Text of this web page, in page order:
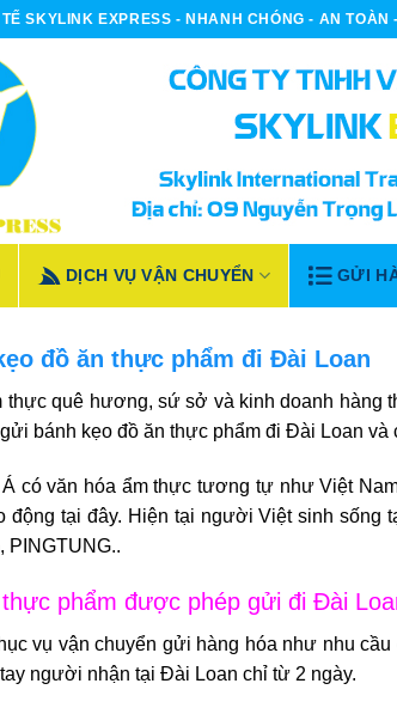
SKYLINK EXPRESS - NHANH CHÓNG - AN TOÀN
DỊCH VỤ VẬN CHUYỂN GỬI
đồ ăn thực phẩm đi Đài Loan
thực quê hương, sứ sở và kinh doanh
bánh kẹo đồ ăn thực phẩm đi Đài Loan và
có văn hóa ẩm thực tương tự như Việt
động tại đây. Hiện tại người Việt sinh
PINGTUNG..
phẩm được phép gửi đi Đài
vụ vận chuyển gửi hàng hóa như nhu cầu
người nhận tại Đài Loan chỉ từ 2 ngày.